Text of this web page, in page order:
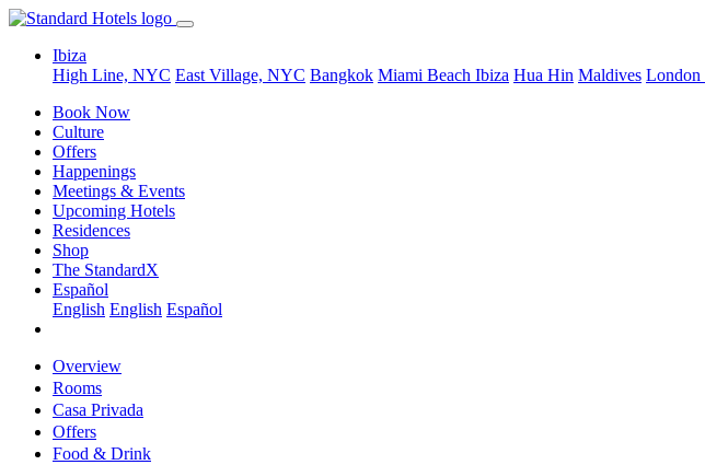
Ibiza
High Line, NYC East Village, NYC Bangkok Miami Beach Ibiza Hua Hin Maldives London
Book Now
Culture
Offers
Happenings
Meetings & Events
Upcoming Hotels
Residences
Shop
The StandardX
Español
English English Español
Overview
Rooms
Casa Privada
Offers
Food & Drink